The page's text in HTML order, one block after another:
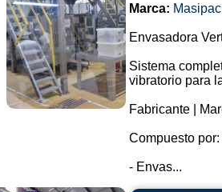
Marca:
Envasadora
Sistema
vibratorio para
Fabricante |
Compuesto por:
- Envas...